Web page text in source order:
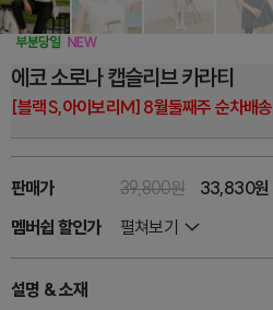
에코 소로나 캡슬리브 카라티
[블랙S,아이보리M] 8월둘째주 순차배송
판매가 39,800원 33,830원
멤버쉽 할인가
펼쳐보기
설명 & 소재